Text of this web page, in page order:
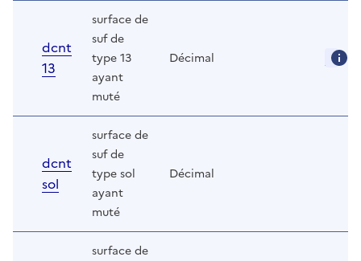
dcnt
13
surface de
suf de
type 13
ayant
muté
Décimal
dcnt
sol
surface de
suf de
type sol
ayant
muté
Décimal
surface de